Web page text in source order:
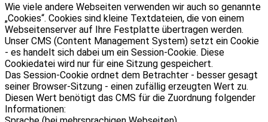
Wie viele andere Webseiten verwenden wir auch so genannte
„Cookies“. Cookies sind kleine Textdateien, die von einem
Webseitenserver auf Ihre Festplatte übertragen werden.
Unser CMS (Content Management System) setzt ein Cookie
- es handelt sich dabei um ein Session-Cookie. Diese
Cookiedatei wird nur für eine Sitzung gespeichert.
Das Session-Cookie ordnet dem Betrachter - besser gesagt
seiner Browser-Sitzung - einen zufällig erzeugten Wert zu.
Diesen Wert benötigt das CMS für die Zuordnung folgender
Informationen: